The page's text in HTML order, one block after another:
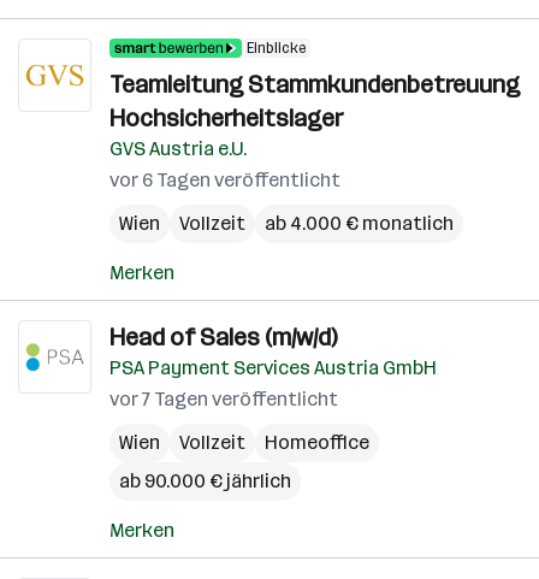
Einblicke
Teamleitung Stammkundenbetreuung
Hochsicherheitslager
GVS Austria e.U.
vor 6 Tagen veröffentlicht
Wien
Vollzeit ab 4.000 € monatlich
Merken
Head of Sales (m/w/d)
PSA Payment Services Austria GmbH
vor 7 Tagen veröffentlicht
Wien
Vollzeit
Homeoffice
ab 90.000 € jährlich
Merken